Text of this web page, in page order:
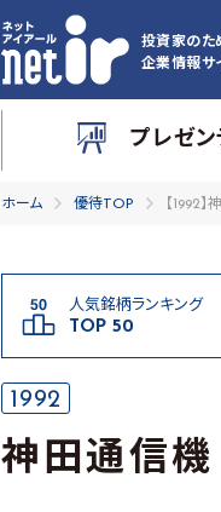
投資家のた
企業情報サ
プレゼン
ホーム 優待TOP 【1992
人気銘柄ランキング
TOP 50
1992
神田通信機